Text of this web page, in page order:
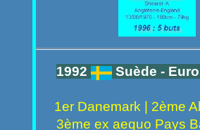
1992 Suède -
1er Danemark | 2ème
3ème ex aequo Pays